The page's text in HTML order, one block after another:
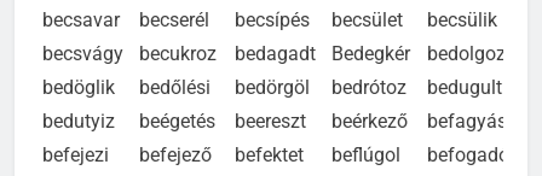
becsavar
becserél becsípés becsület
becsülik
becsvágy
becukroz bedagadt Bedegkér
bedolgoz
bedöglik
bedőlési bedörgöl bedrótoz
bedugult
bedutyiz
beégetés beereszt beérkező
befagyás
befejezi
befejező befektet beflúgol
befogadó